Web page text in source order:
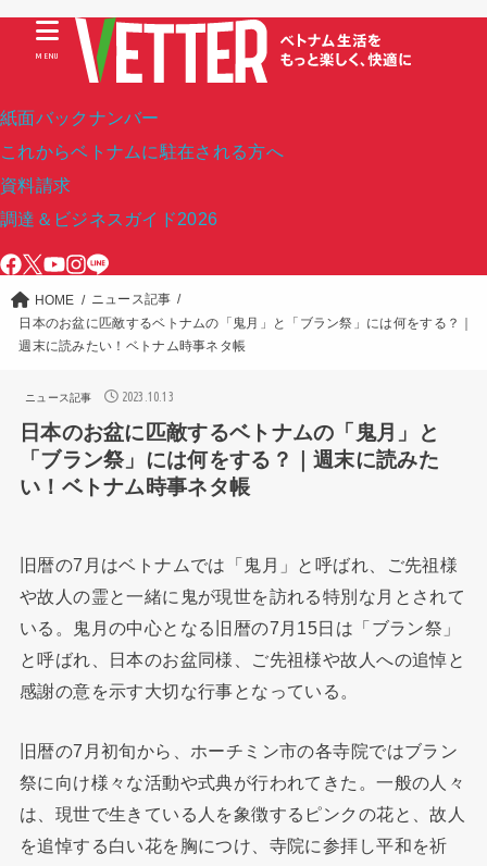
紙面バックナンバー
これからベトナムに駐在される方へ
資料請求
調達＆ビジネスガイド2026
MENU
HOME
ニュース記事
日本のお盆に匹敵するベトナムの「鬼月」と「ブラン祭」には何をする？｜
週末に読みたい！ベトナム時事ネタ帳
ニュース記事 2023.10.13
日本のお盆に匹敵するベトナムの「鬼月」と
「ブラン祭」には何をする？｜週末に読みた
い！ベトナム時事ネタ帳
旧暦の7月はベトナムでは「鬼月」と呼ばれ、ご先祖様
や故人の霊と一緒に鬼が現世を訪れる特別な月とされて
いる。鬼月の中心となる旧暦の7月15日は「ブラン祭」
と呼ばれ、日本のお盆同様、ご先祖様や故人への追悼と
感謝の意を示す大切な行事となっている。
旧暦の7月初旬から、ホーチミン市の各寺院ではブラン
祭に向け様々な活動や式典が行われてきた。一般の人々
は、現世で生きている人を象徴するピンクの花と、故人
を追悼する白い花を胸につけ、寺院に参拝し平和を祈